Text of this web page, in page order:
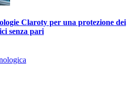
Claroty per una protezione dei
senza pari